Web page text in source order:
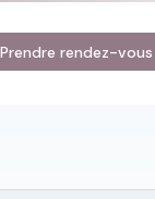
Prendre rendez-vous